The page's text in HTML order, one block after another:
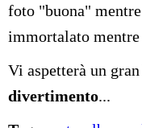
foto "buona"
immortalato mentre
Vi aspetterà un
divertimento...